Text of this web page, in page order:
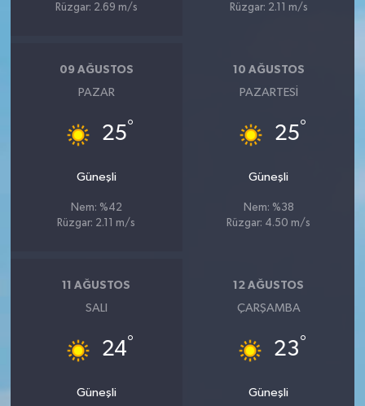
Rüzgar: 2.69 m/s
Rüzgar: 2.11 m/s
09 AĞUSTOS
PAZAR
25°
Güneşli
Nem: %42
Rüzgar: 2.11 m/s
10 AĞUSTOS
PAZARTESI
25°
Güneşli
Nem: %38
Rüzgar: 4.50 m/s
11 AĞUSTOS
SALI
24°
Güneşli
12 AĞUSTOS
ÇARŞAMBA
23°
Güneşli